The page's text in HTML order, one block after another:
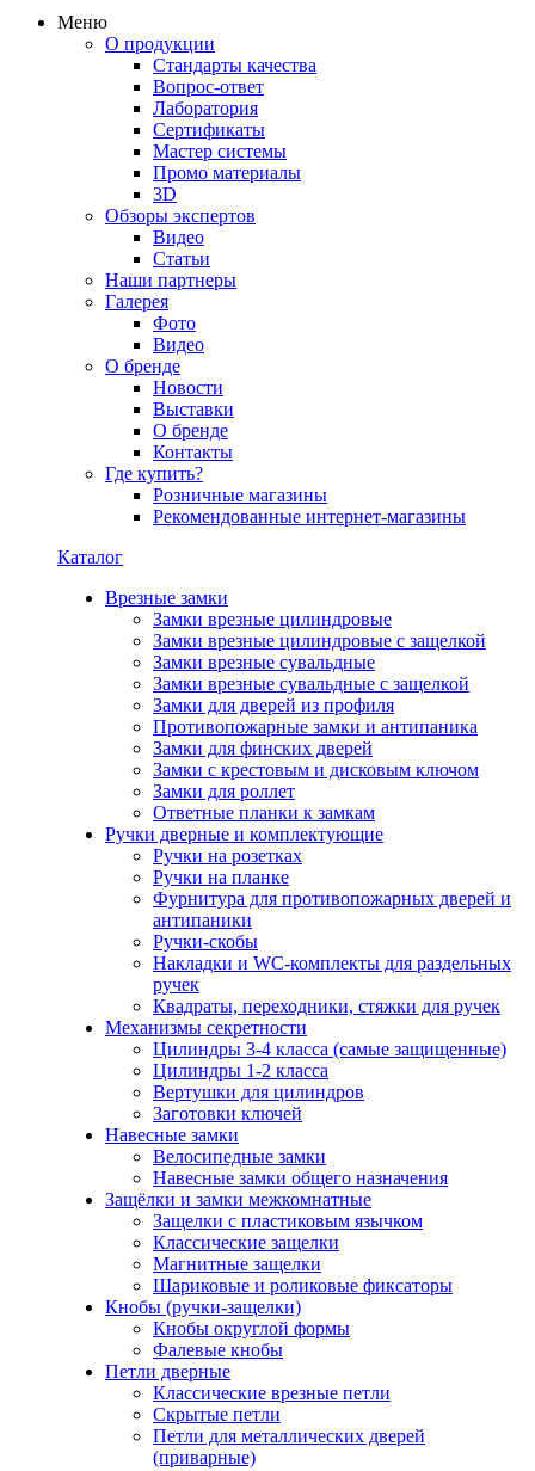
Меню
О продукции
Стандарты качества
Вопрос-ответ
Лаборатория
Сертификаты
Мастер системы
Промо материалы
3D
Обзоры экспертов
Видео
Статьи
Наши партнеры
Галерея
Фото
Видео
О бренде
Новости
Выставки
О бренде
Контакты
Где купить?
Розничные магазины
Рекомендованные интернет-магазины
Каталог
Врезные замки
Замки врезные цилиндровые
Замки врезные цилиндровые с защелкой
Замки врезные сувальдные
Замки врезные сувальдные с защелкой
Замки для дверей из профиля
Противопожарные замки и антипаника
Замки для финских дверей
Замки с крестовым и дисковым ключом
Замки для роллет
Ответные планки к замкам
Ручки дверные и комплектующие
Ручки на розетках
Ручки на планке
Фурнитура для противопожарных дверей и
антипаники
Ручки-скобы
Накладки и WC-комплекты для раздельных
ручек
Квадраты, переходники, стяжки для ручек
Механизмы секретности
Цилиндры 3-4 класса (самые защищенные)
Цилиндры 1-2 класса
Вертушки для цилиндров
Заготовки ключей
Навесные замки
Велосипедные замки
Навесные замки общего назначения
Защёлки и замки межкомнатные
Защелки с пластиковым язычком
Классические защелки
Магнитные защелки
Шариковые и роликовые фиксаторы
Кнобы (ручки-защелки)
Кнобы округлой формы
Фалевые кнобы
Петли дверные
Классические врезные петли
Скрытые петли
Петли для металлических дверей
(приварные)